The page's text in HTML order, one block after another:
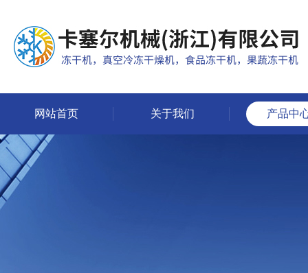
网站首页 关于我们 产品中